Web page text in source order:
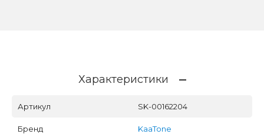
Характеристики
Артикул SK-00162204
Бренд KaaTone